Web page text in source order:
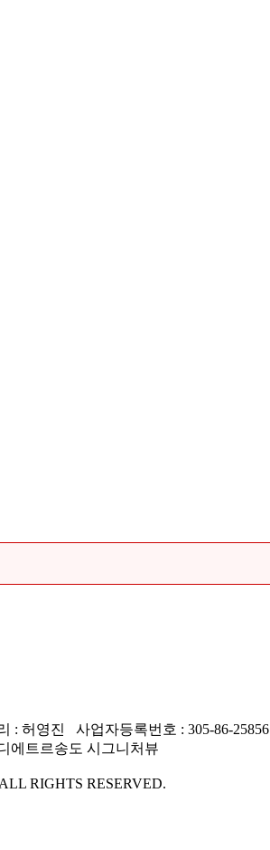
허영진 사업자등록번호 : 305-86-25856
에트르송도 시그니처뷰
RIGHTS RESERVED.